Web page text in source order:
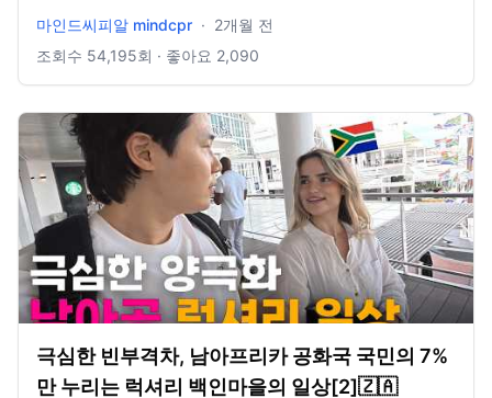
Macbook 14" / Premiere Pro 2025
마인드씨피알 mindcpr · 2개월 전
조회수 54,195회 · 좋아요 2,090
극심한 빈부격차, 남아프리카 공화국 국민의 7%
만 누리는 럭셔리 백인마을의 일상[2]🇿🇦